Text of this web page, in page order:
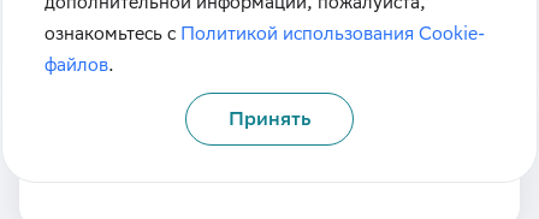
восток).xls
ознакомьтесь с Политикой использования Cookie-
файлов.
Принять